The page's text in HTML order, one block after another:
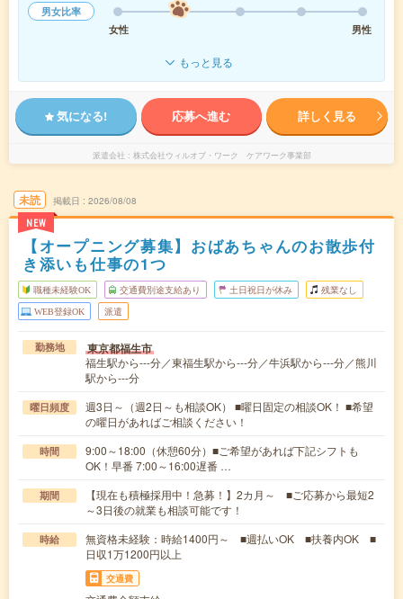
男女比率
女性
男性
もっと見る
気になる! 応募へ進む 詳しく見る
派遣会社 株式会社ウィルオブ・ワーク ケアワーク事業部
未読
NEW
掲載日 2026/08/08
【オープニング募集】おばあちゃんのお散歩付
き添いも仕事の1つ
職種未経験OK 交通費別途支給あり 土日祝日が休み 残業なし
WEB登録OK 派遣
勤務地 東京都福生市
福生駅から---分／東福生駅から---分／牛浜駅から---分／熊川
駅から---分
曜日頻度
週3日～（週2日～も相談OK） ■曜日固定の相談OK！ ■希望
の曜日があればご相談ください！
時間
9:00～18:00（休憩60分）■ご希望があれば下記シフトも
OK！早番 7:00～16:00遅番 …
期間
【現在も積極採用中！急募！】2カ月～ ■ご応募から最短2
～3日後の就業も相談可能です！
時給
無資格未経験：時給1400円～ ■週払いOK ■扶養内OK ■
日収1万1200円以上
交通費